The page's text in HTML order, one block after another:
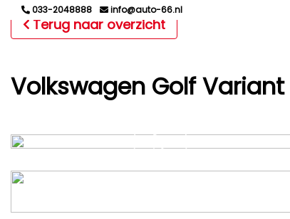
033-2048888 info@auto-66.nl
Terug naar overzicht
Volkswagen Golf Variant